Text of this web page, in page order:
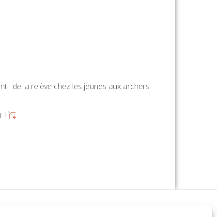
: de la relève chez les jeunes aux archers
!